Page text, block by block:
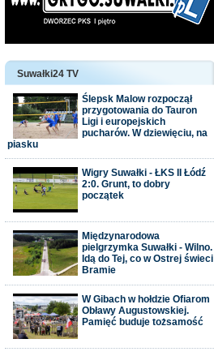
Suwałki24 TV
Ślepsk Malow rozpoczął
przygotowania do Tauron
Ligi i europejskich
pucharów. W dziewięciu, na
piasku
Wigry Suwałki - ŁKS II Łódź
2:0. Grunt, to dobry
początek
Międzynarodowa
pielgrzymka Suwałki - Wilno.
Idą do Tej, co w Ostrej świeci
Bramie
W Gibach w hołdzie Ofiarom
Obławy Augustowskiej.
Pamięć buduje tożsamość